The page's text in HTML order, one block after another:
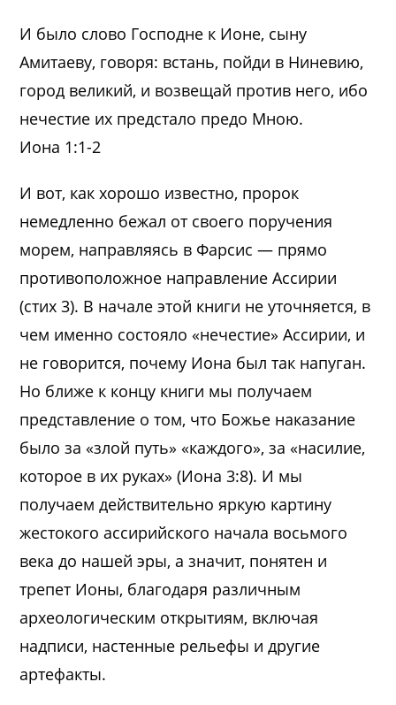
И было слово Господне к Ионе, сыну
Амитаеву, говоря: встань, пойди в Ниневию,
город великий, и возвещай против него, ибо
нечестие их предстало предо Мною.
Иона 1:1-2
И вот, как хорошо известно, пророк
немедленно бежал от своего поручения
морем, направляясь в Фарсис — прямо
противоположное направление Ассирии
(стих 3). В начале этой книги не уточняется, в
чем именно состояло «нечестие» Ассирии, и
не говорится, почему Иона был так напуган.
Но ближе к концу книги мы получаем
представление о том, что Божье наказание
было за «злой путь» «каждого», за «насилие,
которое в их руках» (Иона 3:8). И мы
получаем действительно яркую картину
жестокого ассирийского начала восьмого
века до нашей эры, а значит, понятен и
трепет Ионы, благодаря различным
археологическим открытиям, включая
надписи, настенные рельефы и другие
артефакты.